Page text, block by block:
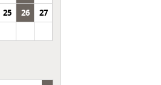
25 26
27